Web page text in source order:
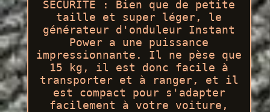
SÉCURITÉ : Bien que de petite
taille et super léger, le
générateur d'onduleur Instant
Power a une puissance
impressionnante. Il ne pèse que
15 kg, il est donc facile à
transporter et à ranger, et il
est compact pour s'adapter
facilement à votre voiture,